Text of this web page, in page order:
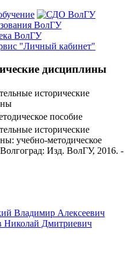
ВолГУ
ВолГУ
"Личный кабинет"
дисциплины
исторические
пособие
исторические
учебно-методическое
Изд. ВолГУ, 2016. -
Владимир Алексеевич
Николай Дмитриевич